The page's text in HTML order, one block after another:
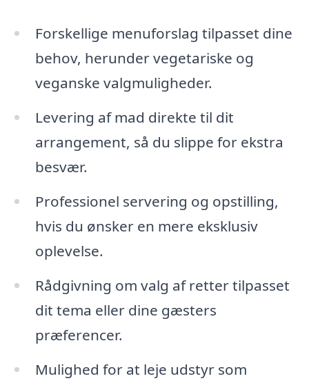
Forskellige menuforslag tilpasset dine
behov, herunder vegetariske og
veganske valgmuligheder.
Levering af mad direkte til dit
arrangement, så du slippe for ekstra
besvær.
Professionel servering og opstilling,
hvis du ønsker en mere eksklusiv
oplevelse.
Rådgivning om valg af retter tilpasset
dit tema eller dine gæsters
præferencer.
Mulighed for at leje udstyr som